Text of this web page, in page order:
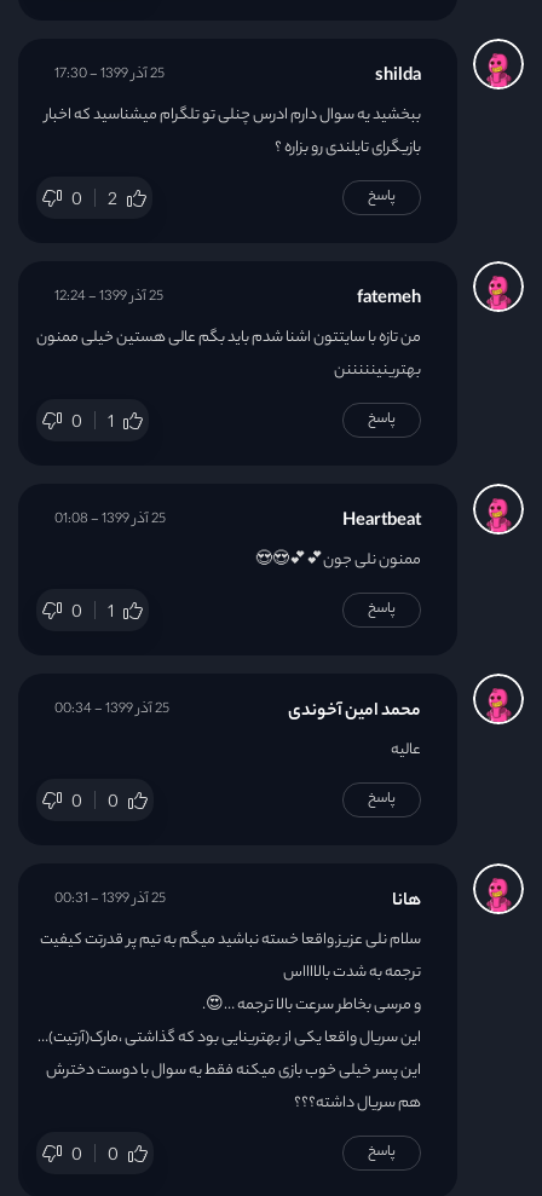
shilda
ببخشید یه سوال دارم ادرس چنلی تو تلگرام میشناسید که اخبار
بازیگرای تایلندی رو بزاره ؟
0 2
25 آذر 1399 - 17:30
پاسخ
fatemeh
من تازه با سایتتون اشنا شدم باید بگم عالی هستین خیلی ممنون
بهترینینننننن
0 1
25 آذر 1399 - 12:24
پاسخ
Heartbeat
ممنون نلی جون💕💕😍😍
0 1
25 آذر 1399 - 01:08
پاسخ
محمد امین آخوندی
عالیه
0 0
25 آذر 1399 - 00:34
پاسخ
هانا
سلام نلی عزیز.واقعا خسته نباشید میگم به تیم پر قدرتت کیفیت
ترجمه به شدت بالااااس
و مرسی بخاطر سرعت بالا ترجمه …😍.
این سریال واقعا یکی از بهترینایی بود که گذاشتی ،مارک(آرتیت)…
این پسر خیلی خوب بازی میکنه فقط یه سوال با دوست دخترش
هم سریال داشته؟؟؟
0 0
25 آذر 1399 - 00:31
پاسخ